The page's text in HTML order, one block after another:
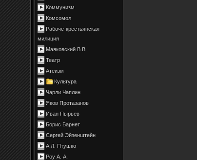
Коммунизм
Комсомол
Рабоче-крестьянская
милиция
Маяковский В.В.
Театр
Атеизм
Культура
Чарли Чаплин
Яков Протазанов
Иван Пырьев
Борис Барнет
Сергей Эйзенштейн
А.Л. Птушко
Роу А. А.